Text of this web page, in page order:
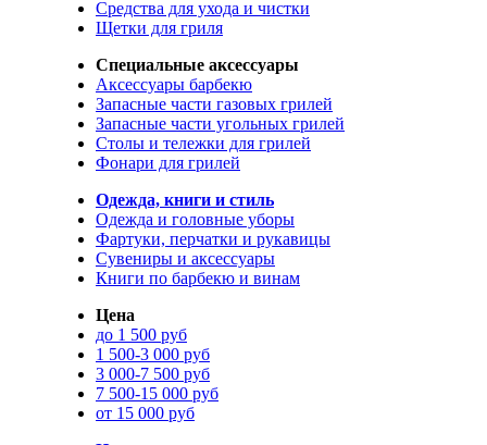
Средства для ухода и чистки
Щетки для гриля
Специальные аксессуары
Аксессуары барбекю
Запасные части газовых грилей
Запасные части угольных грилей
Столы и тележки для грилей
Фонари для грилей
Одежда, книги и стиль
Одежда и головные уборы
Фартуки, перчатки и рукавицы
Сувениры и аксессуары
Книги по барбекю и винам
Цена
до 1 500 руб
1 500-3 000 руб
3 000-7 500 руб
7 500-15 000 руб
от 15 000 руб